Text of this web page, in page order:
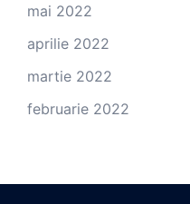
mai 2022
aprilie 2022
martie 2022
februarie 2022